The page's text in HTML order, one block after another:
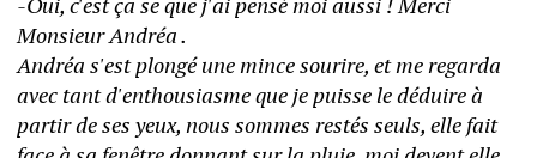
Andréa s'est plongé une mince sourire, et me regarda
avec tant d'enthousiasme que je puisse le déduire à
partir de ses yeux, nous sommes restés seuls, elle fait